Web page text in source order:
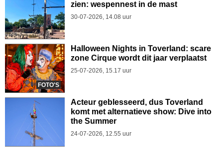
zien: wespennest in de mast
30-07-2026, 14.08 uur
FOTO'S
Halloween Nights in Toverland: scare
zone Cirque wordt dit jaar verplaatst
25-07-2026, 15.17 uur
Acteur geblesseerd, dus Toverland
komt met alternatieve show: Dive into
the Summer
24-07-2026, 12.55 uur